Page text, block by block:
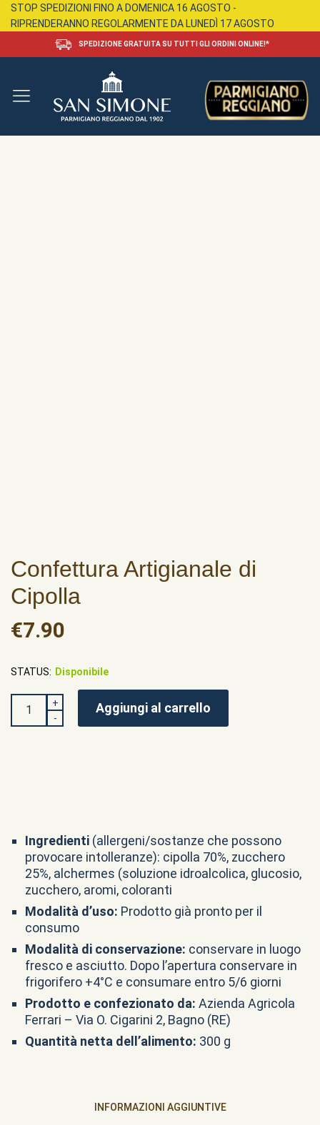
STOP SPEDIZIONI FINO A DOMENICA 16 AGOSTO -
RIPRENDERANNO REGOLARMENTE DA LUNEDÌ 17 AGOSTO
SPEDIZIONE GRATUITA SU TUTTI GLI ORDINI ONLINE!*
Confettura Artigianale di
Cipolla
€7.90
STATUS: Disponibile
QUANTITÀ Aggiungi al carrello
Ingredienti (allergeni/sostanze che possono
provocare intolleranze): cipolla 70%, zucchero
25%, alchermes (soluzione idroalcolica, glucosio,
zucchero, aromi, coloranti
Modalità d’uso: Prodotto già pronto per il
consumo
Modalità di conservazione: conservare in luogo
fresco e asciutto. Dopo l’apertura conservare in
frigorifero +4°C e consumare entro 5/6 giorni
Prodotto e confezionato da: Azienda Agricola
Ferrari – Via O. Cigarini 2, Bagno (RE)
Quantità netta dell’alimento: 300 g
INFORMAZIONI AGGIUNTIVE